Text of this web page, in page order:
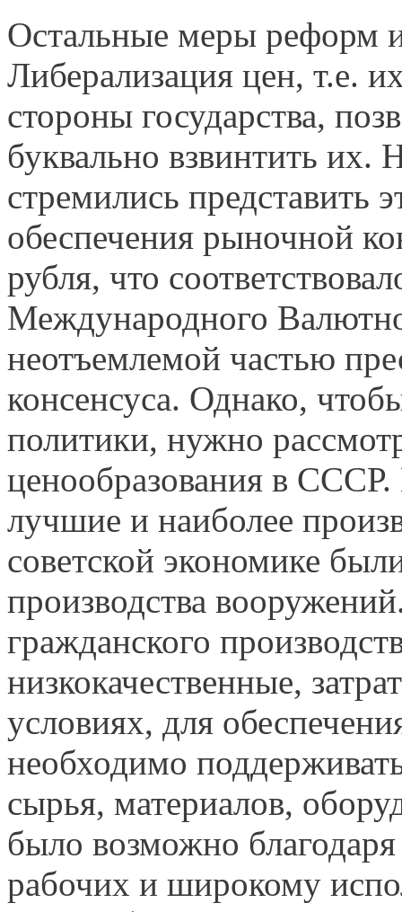
Остальные меры реформ
Либерализация цен, т.е.
стороны государства,
буквально взвинтить их.
стремились представить
обеспечения рыночной
рубля, что
Международного
неотъемлемой частью
консенсуса. Однако,
политики, нужно
ценообразования в
лучшие и наиболее
советской экономике
производства
гражданского
низкокачественные,
условиях, для
необходимо
сырья, материалов,
было возможно
рабочих и широкому